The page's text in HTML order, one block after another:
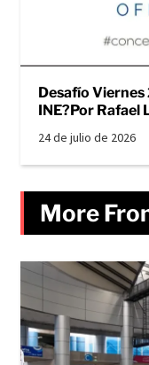
Desafío Viernes
INE?Por Rafael
24 de julio de 2026
More